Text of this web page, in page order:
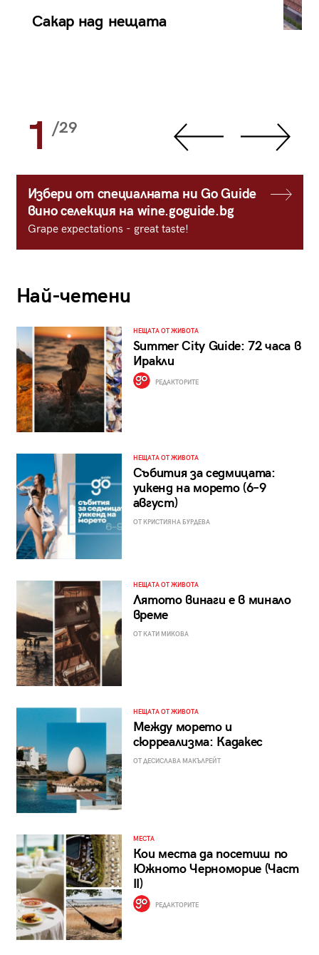
Сакар над нещата
1 /29
Избери от специалната ни Go Guide
вино селекция на wine.goguide.bg
Grape expectations - great taste!
Най-четени
НЕЩАТА ОТ ЖИВОТА
Summer City Guide: 72 часа в
Иракли
РЕДАКТОРИТЕ
НЕЩАТА ОТ ЖИВОТА
Събития за седмицата:
уикенд на морето (6–9
август)
ОТ КРИСТИЯНА БУРДЕВА
НЕЩАТА ОТ ЖИВОТА
Лятото винаги е в минало
време
ОТ КАТИ МИКОВА
НЕЩАТА ОТ ЖИВОТА
Между морето и
сюрреализма: Кадакес
ОТ ДЕСИСЛАВА МАКЪЛРЕЙТ
МЕСТА
Кои места да посетиш по
Южното Черноморие (Част
II)
РЕДАКТОРИТЕ